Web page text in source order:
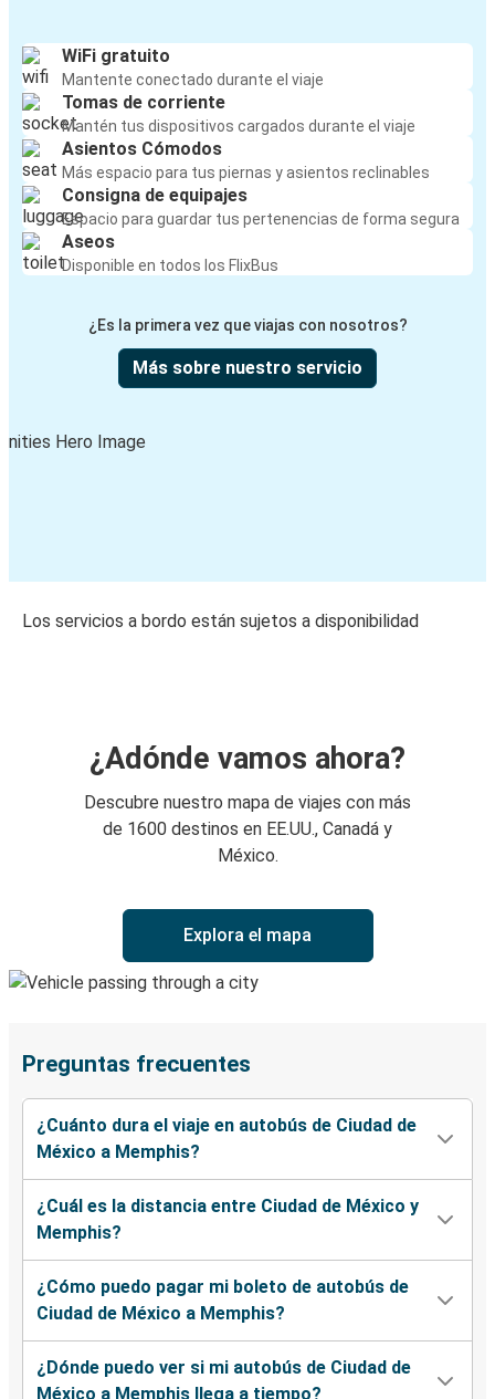
WiFi gratuito
Mantente conectado durante el viaje
Tomas de corriente
Mantén tus dispositivos cargados durante el viaje
Asientos Cómodos
Más espacio para tus piernas y asientos reclinables
Consigna de equipajes
Espacio para guardar tus pertenencias de forma segura
Aseos
Disponible en todos los FlixBus
¿Es la primera vez que viajas con nosotros?
Más sobre nuestro servicio
Los servicios a bordo están sujetos a disponibilidad
¿Adónde vamos ahora?
Descubre nuestro mapa de viajes con más
de 1600 destinos en EE.UU., Canadá y
México.
Explora el mapa
Preguntas frecuentes
¿Cuánto dura el viaje en autobús de Ciudad de
México a Memphis?
¿Cuál es la distancia entre Ciudad de México y
Memphis?
¿Cómo puedo pagar mi boleto de autobús de
Ciudad de México a Memphis?
¿Dónde puedo ver si mi autobús de Ciudad de
México a Memphis llega a tiempo?